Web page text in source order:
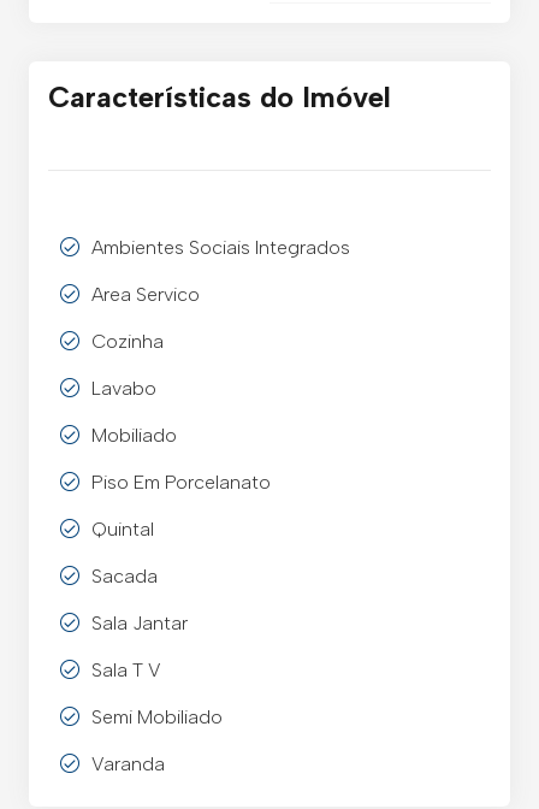
Características do Imóvel
Ambientes Sociais Integrados
Area Servico
Cozinha
Lavabo
Mobiliado
Piso Em Porcelanato
Quintal
Sacada
Sala Jantar
Sala T V
Semi Mobiliado
Varanda